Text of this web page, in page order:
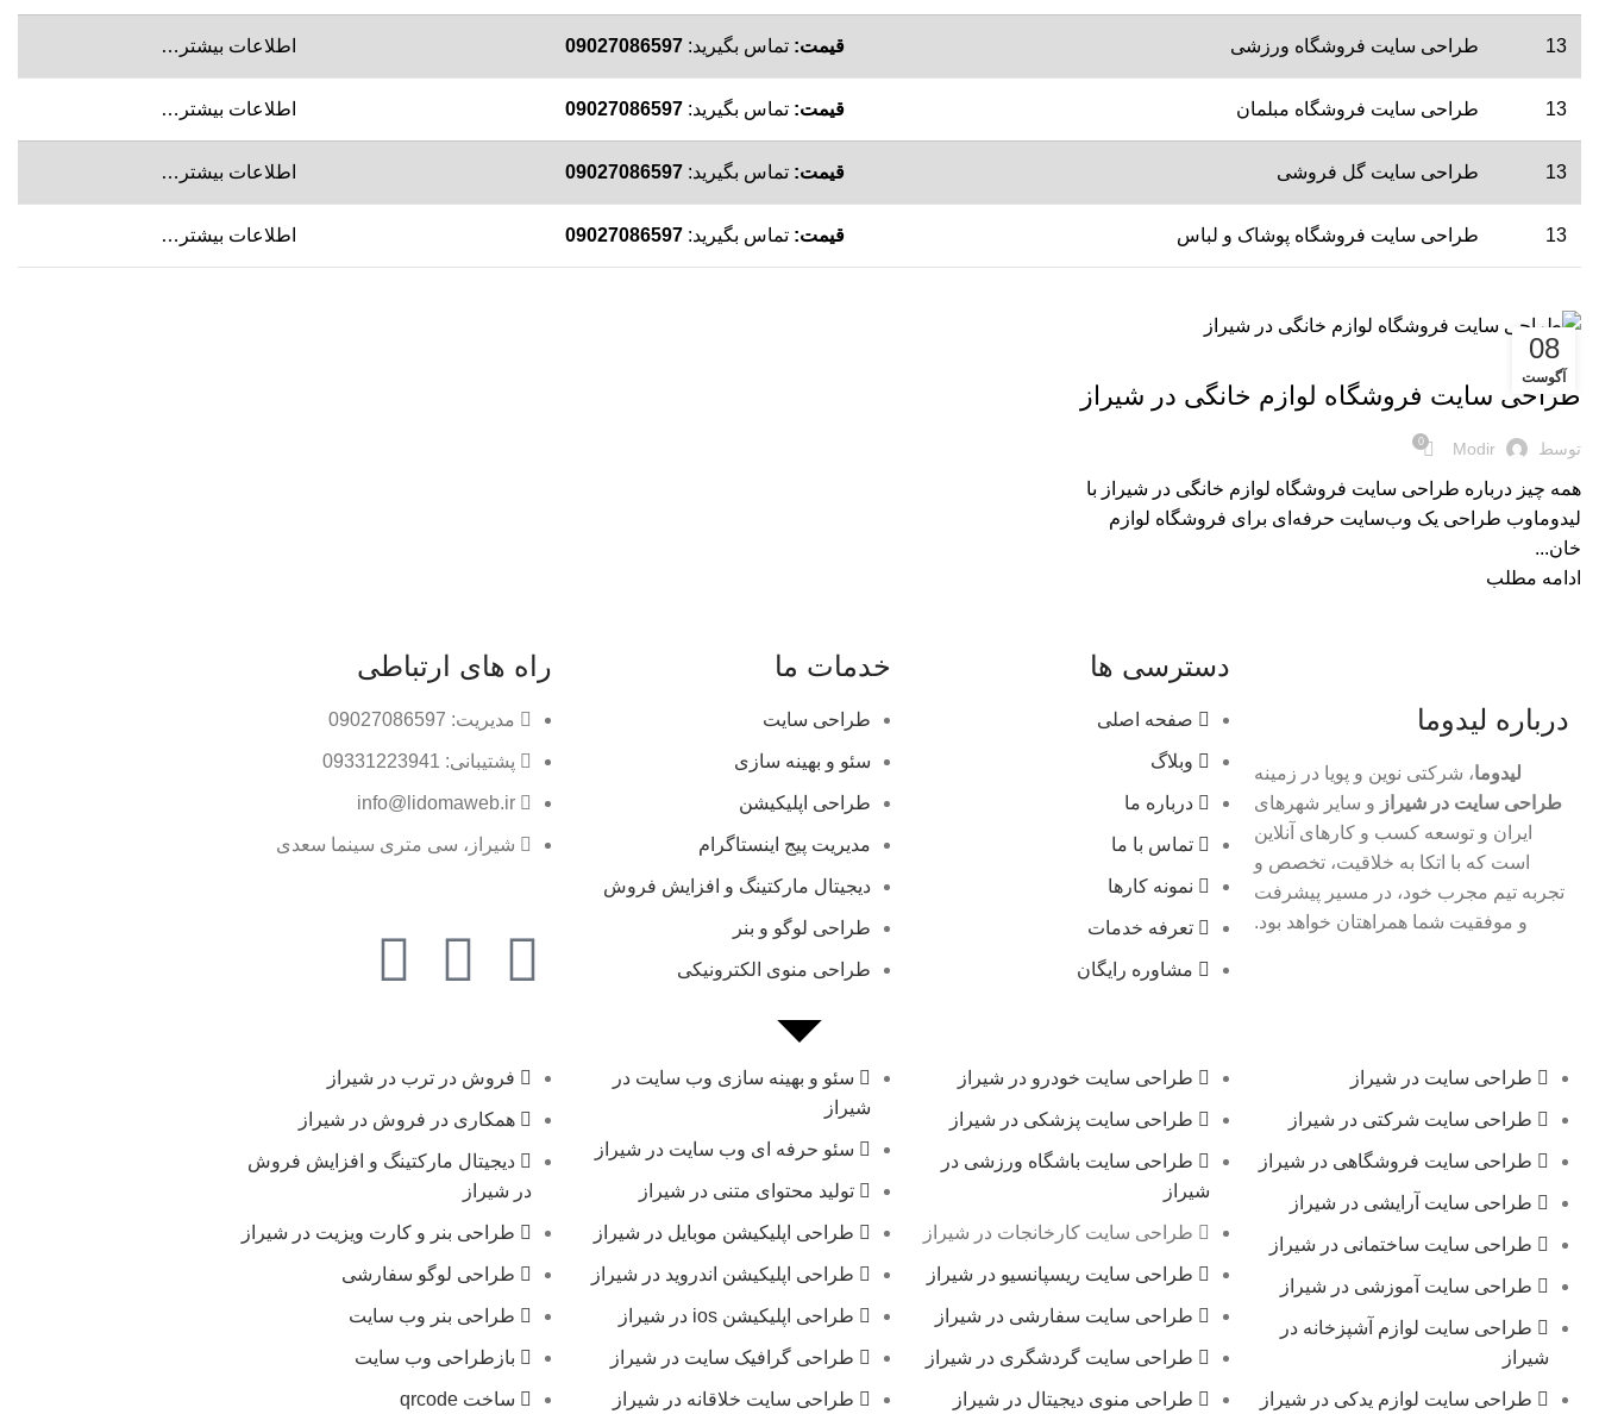
13 طراحی سایت فروشگاه ورزشی قیمت: تماس بگیرید: 09027086597 اطلاعات بیشتر…
13 طراحی سایت فروشگاه مبلمان قیمت: تماس بگیرید: 09027086597 اطلاعات بیشتر…
13 طراحی سایت گل فروشی قیمت: تماس بگیرید: 09027086597 اطلاعات بیشتر…
13 طراحی سایت فروشگاه پوشاک و لباس قیمت: تماس بگیرید: 09027086597 اطلاعات بیشتر…
08
آگوست
لوازم یدکی
طراحی سایت فروشگاه لوازم خانگی در شیراز
توسط Modir
0
همه چیز درباره طراحی سایت فروشگاه لوازم خانگی در شیراز با
لیدوماوب طراحی یک وب‌سایت حرفه‌ای برای فروشگاه لوازم
خان...
ادامه مطلب
درباره لیدوما
لیدوما، شرکتی نوین و پویا در زمینه
طراحی سایت در شیراز و سایر شهرهای
ایران و توسعه کسب و کارهای آنلاین
است که با اتکا به خلاقیت، تخصص و
تجربه تیم مجرب خود، در مسیر پیشرفت
و موفقیت شما همراهتان خواهد بود.
دسترسی ها
صفحه اصلی
وبلاگ
درباره ما
تماس با ما
نمونه کارها
تعرفه خدمات
مشاوره رایگان
خدمات ما
طراحی سایت
سئو و بهینه سازی
طراحی اپلیکیشن
مدیریت پیج اینستاگرام
دیجیتال مارکتینگ و افزایش فروش
طراحی لوگو و بنر
طراحی منوی الکترونیکی
راه های ارتباطی
مدیریت: 09027086597
پشتیبانی: 09331223941
info@lidomaweb.ir
شیراز، سی متری سینما سعدی
طراحی سایت در شیراز
طراحی سایت شرکتی در شیراز
طراحی سایت فروشگاهی در شیراز
طراحی سایت آرایشی در شیراز
طراحی سایت ساختمانی در شیراز
طراحی سایت آموزشی در شیراز
طراحی سایت لوازم آشپزخانه در
شیراز
طراحی سایت لوازم یدکی در شیراز
طراحی سایت خودرو در شیراز
طراحی سایت پزشکی در شیراز
طراحی سایت باشگاه ورزشی در
شیراز
طراحی سایت کارخانجات در شیراز
طراحی سایت ریسپانسیو در شیراز
طراحی سایت سفارشی در شیراز
طراحی سایت گردشگری در شیراز
طراحی منوی دیجیتال در شیراز
سئو و بهینه سازی وب سایت در
شیراز
سئو حرفه ای وب سایت در شیراز
تولید محتوای متنی در شیراز
طراحی اپلیکیشن موبایل در شیراز
طراحی اپلیکیشن اندروید در شیراز
طراحی اپلیکیشن ios در شیراز
طراحی گرافیک سایت در شیراز
طراحی سایت خلاقانه در شیراز
فروش در ترب در شیراز
همکاری در فروش در شیراز
دیجیتال مارکتینگ و افزایش فروش
در شیراز
طراحی بنر و کارت ویزیت در شیراز
طراحی لوگو سفارشی
طراحی بنر وب سایت
بازطراحی وب سایت
ساخت qrcode